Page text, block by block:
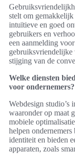
stelt om
intuïtieve en goed
gebruikers en
een aanmelding
gebruiksvriendelijke
stijging van de
Welke diensten
voor ondernemers?
Webdesign studio’s
waaronder op maat
mobiele
helpen
identiteit en bieden
apparaten, zoals